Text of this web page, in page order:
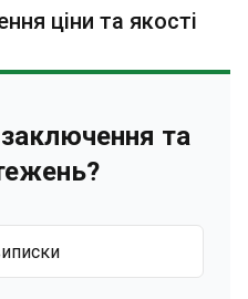
ціни та якості
та